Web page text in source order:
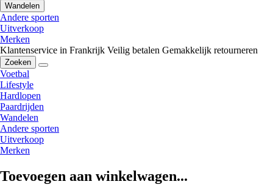
Wandelen
Andere sporten
Uitverkoop
Merken
Klantenservice in Frankrijk Veilig betalen Gemakkelijk retourneren
Zoeken
Voetbal
Lifestyle
Hardlopen
Paardrijden
Wandelen
Andere sporten
Uitverkoop
Merken
Toevoegen aan winkelwagen...